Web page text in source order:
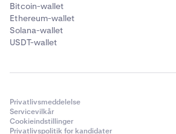
Bitcoin-wallet
Ethereum-wallet
Solana-wallet
USDT-wallet
Privatlivsmeddelelse
Servicevilkår
Cookieindstillinger
Privatlivspolitik for kandidater